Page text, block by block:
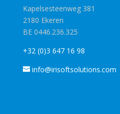
Kapelsesteenweg 381
2180 Ekeren
BE 0446.236.325
+32 (0)3 647 16 98
info@irisoftsolutions.com